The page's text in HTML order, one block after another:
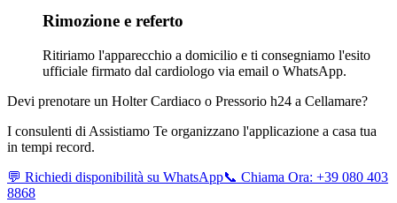
Rimozione e referto
Ritiriamo l'apparecchio a domicilio e ti consegniamo l'esito
ufficiale firmato dal cardiologo via email o WhatsApp.
Devi prenotare un Holter Cardiaco o Pressorio h24 a Cellamare?
I consulenti di Assistiamo Te organizzano l'applicazione a casa tua
in tempi record.
💬 Richiedi disponibilità su WhatsApp📞 Chiama Ora: +39 080 403
8868